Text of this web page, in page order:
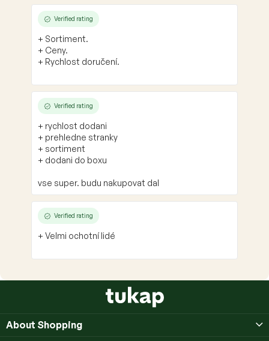
Verified rating
+ Sortiment.
+ Ceny.
+ Rychlost doručení.
Verified rating
+ rychlost dodani
+ prehledne stranky
+ sortiment
+ dodani do boxu
vse super. budu nakupovat dal
Verified rating
+ Velmi ochotní lidé
About Shopping